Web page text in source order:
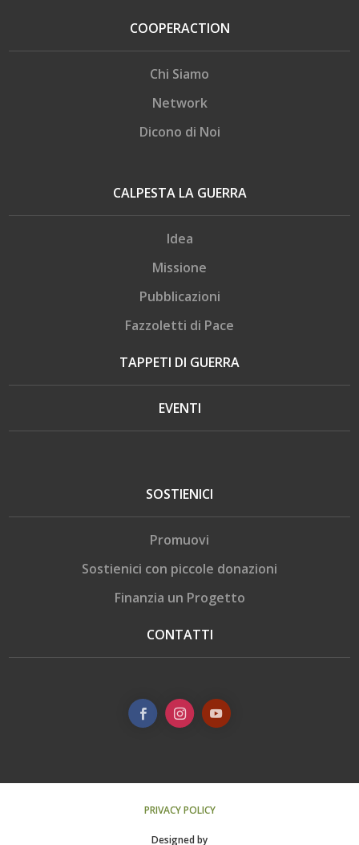
COOPERACTION
Chi Siamo
Network
Dicono di Noi
CALPESTA LA GUERRA
Idea
Missione
Pubblicazioni
Fazzoletti di Pace
TAPPETI DI GUERRA
EVENTI
SOSTIENICI
Promuovi
Sostienici con piccole donazioni
Finanzia un Progetto
CONTATTI
PRIVACY POLICY
Designed by